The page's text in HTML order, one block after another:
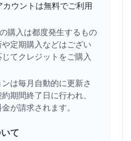
ウントは無料でご利用
購入は都度発生するもの
定期購入などはござい
てクレジットをご購入
は毎月自動的に更新さ
期間終了日に行われ、
が請求されます。
て